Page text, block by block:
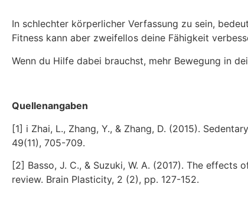
In schlechter körperlicher Verfassung zu sein,
Fitness kann aber zweifellos deine Fähigkeit
Wenn du Hilfe dabei brauchst, mehr Bewegung in
Quellenangaben
[1] i Zhai, L., Zhang, Y., & Zhang, D. (2015).
49(11), 705-709.
[2] Basso, J. C., & Suzuki, W. A. (2017). The
review. Brain Plasticity, 2 (2), pp. 127-152.